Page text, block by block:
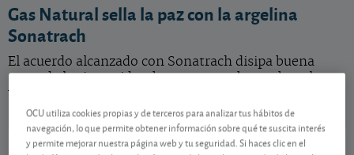
Gas Natural sella la paz con la argelina
Sonatrach
El acuerdo alcanzado con Sonatrach disipa buena
parte de las incertidumbres que pesaban sobre el
valor. ¿El precio de la acción ya refleja esta buena
noticia?
Naturgy 28,72 EUR
OCU utiliza cookies propias y de terceros para analizar tus hábitos de
navegación, lo que permite obtener información sobre qué te suscita interés
y permite mejorar nuestra página web y tu seguridad. Si haces clic en el